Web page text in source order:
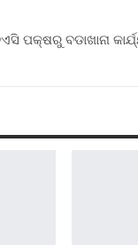
ପକ୍ଷରୁ ବଡାଖାନା